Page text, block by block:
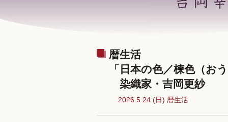
暦生活
「日本の色／楝色（お
染織家・吉岡更紗
2026.5.24 (日) 暦生活